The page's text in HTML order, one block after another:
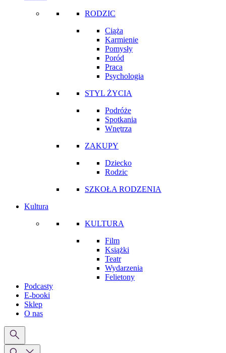
RODZIC
Ciąża
Karmienie
Pomysły
Poród
Praca
Psychologia
STYL ŻYCIA
Podróże
Spotkania
Wnętrza
ZAKUPY
Dziecko
Rodzic
SZKOŁA RODZENIA
Kultura
KULTURA
Film
Książki
Teatr
Wydarzenia
Felietony
Podcasty
E-booki
Sklep
O nas